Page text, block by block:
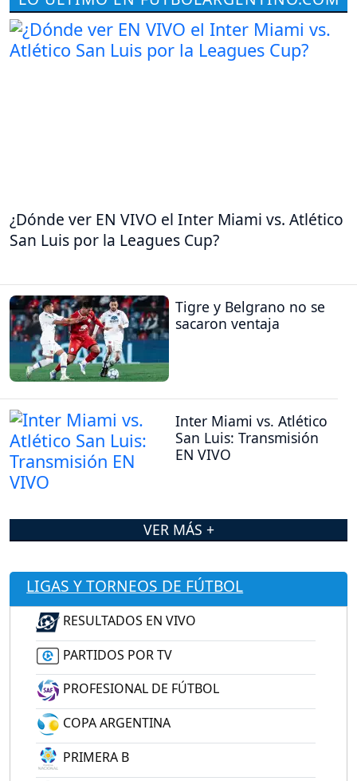
¿Dónde ver EN VIVO el Inter Miami vs. Atlético
San Luis por la Leagues Cup?
Tigre y Belgrano no se
sacaron ventaja
Inter Miami vs. Atlético
San Luis: Transmisión
EN VIVO
VER MÁS +
LIGAS Y TORNEOS DE FÚTBOL
RESULTADOS EN VIVO
PARTIDOS POR TV
PROFESIONAL DE FÚTBOL
COPA ARGENTINA
PRIMERA B